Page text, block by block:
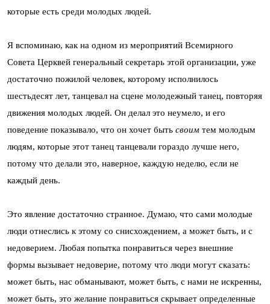
которые есть среди молодых людей.
Я вспоминаю, как на одном из мероприятий Всемирного
Совета Церквей генеральный секретарь этой организации, уже
достаточно пожилой человек, которому исполнилось
шестьдесят лет, танцевал на сцене молодежный танец, повторяя
движения молодых людей. Он делал это неумело, и его
поведение показывало, что он хочет быть своим тем молодым
людям, которые этот танец танцевали гораздо лучше него,
потому что делали это, наверное, каждую неделю, если не
каждый день.
Это явление достаточно странное. Думаю, что сами молодые
люди отнеслись к этому со снисхождением, а может быть, и с
недоверием. Любая попытка понравиться через внешние
формы вызывает недоверие, потому что люди могут сказать:
может быть, нас обманывают, может быть, с нами не искренны,
может быть, это желание понравиться скрывает определенные